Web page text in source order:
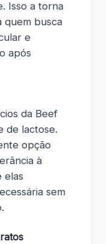
Isso a torna
quem busca
e
após
da Beef
de lactose.
opção
à
elas
sem